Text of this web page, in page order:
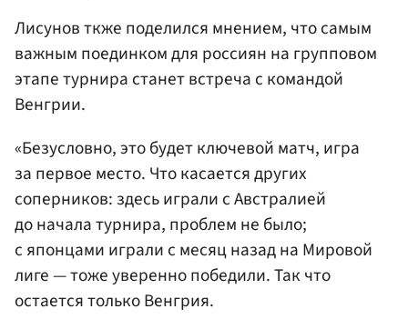
Лисунов ткже поделился мнением, что самым
важным поединком для россиян на групповом
этапе турнира станет встреча с командой
Венгрии.
«Безусловно, это будет ключевой матч, игра
за первое место. Что касается других
соперников: здесь играли с Австралией
до начала турнира, проблем не было;
с японцами играли с месяц назад на Мировой
лиге — тоже уверенно победили. Так что
остается только Венгрия.